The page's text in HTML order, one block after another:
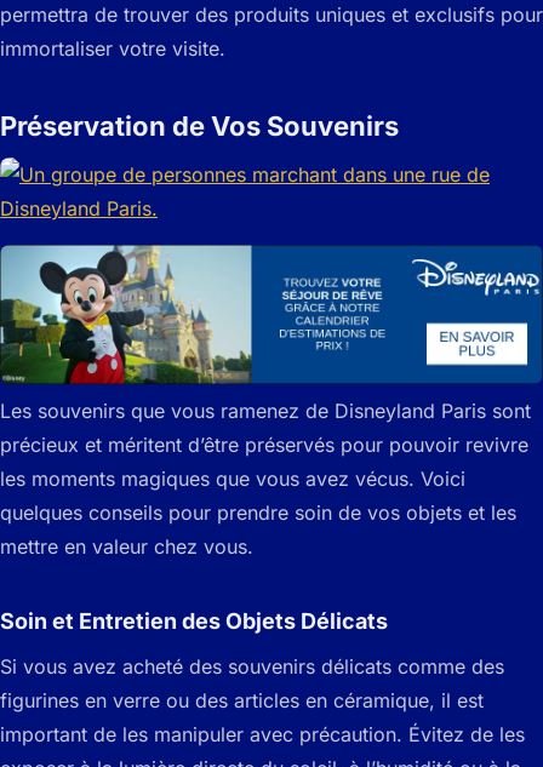
permettra de trouver des produits uniques et exclusifs pour
immortaliser votre visite.
Préservation de Vos Souvenirs
Les souvenirs que vous ramenez de Disneyland Paris sont
précieux et méritent d’être préservés pour pouvoir revivre
les moments magiques que vous avez vécus. Voici
quelques conseils pour prendre soin de vos objets et les
mettre en valeur chez vous.
Soin et Entretien des Objets Délicats
Si vous avez acheté des souvenirs délicats comme des
figurines en verre ou des articles en céramique, il est
important de les manipuler avec précaution. Évitez de les